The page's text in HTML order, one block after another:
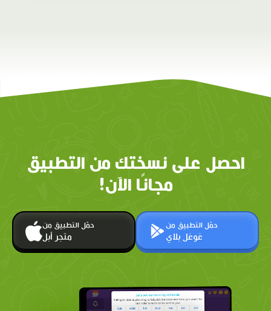
احصل على نسختك من التطبيق
مجانًا الآن!
حمّل التطبيق من
متجر أبل
حمّل التطبيق من
غوغل بلاي